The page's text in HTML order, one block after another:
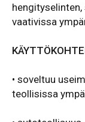
vaativissa
• soveltuu
teollisissa